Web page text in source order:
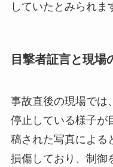
していたとみられま
目撃者証言と現場
事故直後の現場では
停止している様子が
稿された写真による
損傷しており、制御